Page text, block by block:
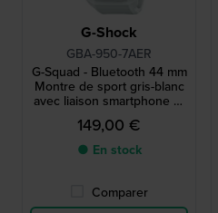
G-Shock
GBA-950-7AER
G-Squad - Bluetooth 44 mm
Montre de sport gris-blanc
avec liaison smartphone et
compatibilité Strava
149,00 €
● En stock
Comparer